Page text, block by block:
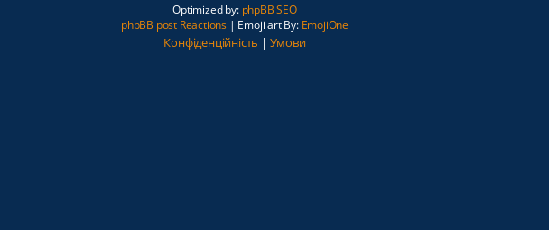
Optimized by: phpBB SEO
phpBB post Reactions| Emoji art By: EmojiOne
Конфіденційність | Умови